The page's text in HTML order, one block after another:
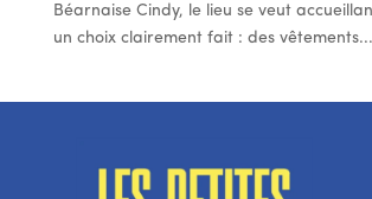
Béarnaise Cindy, le lieu se veut
un choix clairement fait : des vêtements...